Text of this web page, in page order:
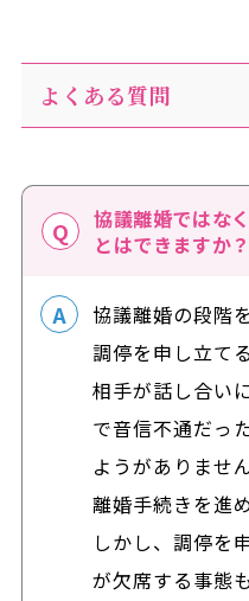
よくある質問
協議離婚ではな
とはできますか？
協議離婚の段階
調停を申し立て
相手が話し合い
で音信不通だっ
ようがありませ
離婚手続きを進
しかし、調停を
が欠席する事態